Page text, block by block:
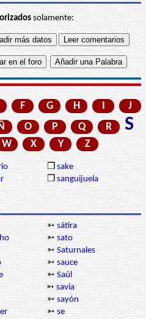
solamente:
F G H I
J
O P Q R S
W X Y Z
❒ sake
❒ sanguijuela
➳ sátira
➳ sato
➳ Saturnales
➳ sauce
➳ Saúl
➳ savia
➳ sayón
➳ se